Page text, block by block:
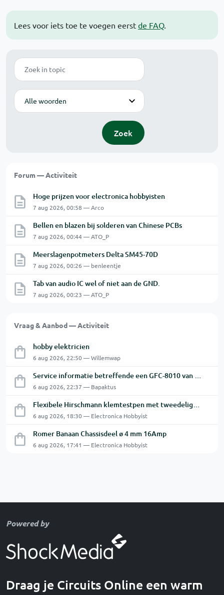
Lees voor iets toe te voegen eerst de FAQ.
Zoek
Modus
Zoek
Forum — Activiteit
Hoge prijzen voor electronica hobbyisten
7 aug 2026, 00:58 — Arco
Bellen en blazen bij solderen van Chinese PCBs
7 aug 2026, 00:44 — ATO_P
Meerslagenpotmeters Delta SM45-70D
7 aug 2026, 00:26 — benleentje
Tab van audio IC wel of niet aan de GND.
7 aug 2026, 00:23 — ATO_P
Vraag & Aanbod — Activiteit
hobby elektricien
6 aug 2026, 22:50 — Willemwap
6 aug 2026, 22:37 — Bapaktus
6 aug 2026, 18:30 — Electronica Hobbyist
Romer Banaan Chassisdeel ø 4 mm 16Amp
6 aug 2026, 17:41 — Electronica Hobbyist
Powered by
Draag je Circuits Online een warm